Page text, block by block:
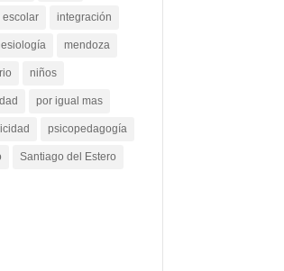
escolar integración
mendoza
niños
por igual mas
psicopedagogía
Santiago del Estero